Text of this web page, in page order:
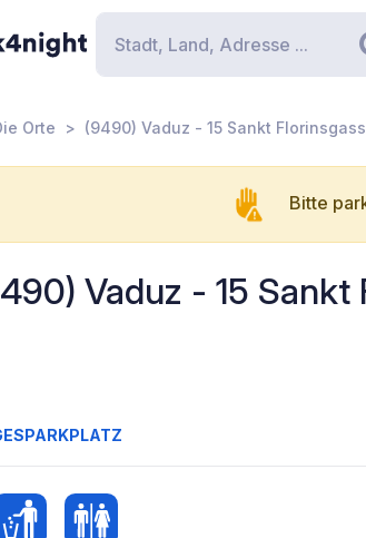
Orte (9490) Vaduz - 15 Sankt
Bitte
Vaduz - 15 Sankt